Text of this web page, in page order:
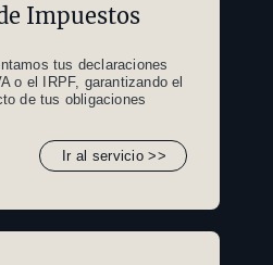
Impuestos
tus declaraciones
o el IRPF, garantizando el
de tus obligaciones
Ir al servicio >>